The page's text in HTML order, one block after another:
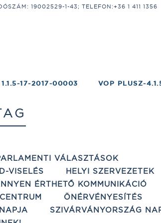
19002529-1-43; TELEFON:+36 1 411 1356
1.1.5-17-2017-00003 VOP PLUSZ-
VÁLASZTÁSOK
VISELÉS HELYI SZERVEZETEK
ÉRTHETŐ KOMMUNIKÁCIÓ
ÖNÉRVÉNYESÍTÉS
SZIVÁRVÁNYORSZÁG